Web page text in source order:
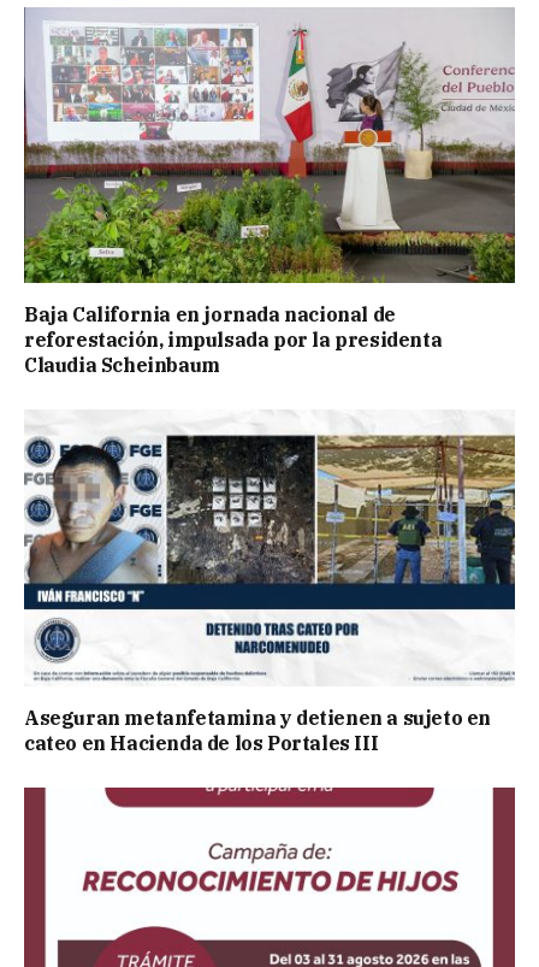
Baja California en jornada nacional de
reforestación, impulsada por la presidenta
Claudia Scheinbaum
Aseguran metanfetamina y detienen a sujeto en
cateo en Hacienda de los Portales III